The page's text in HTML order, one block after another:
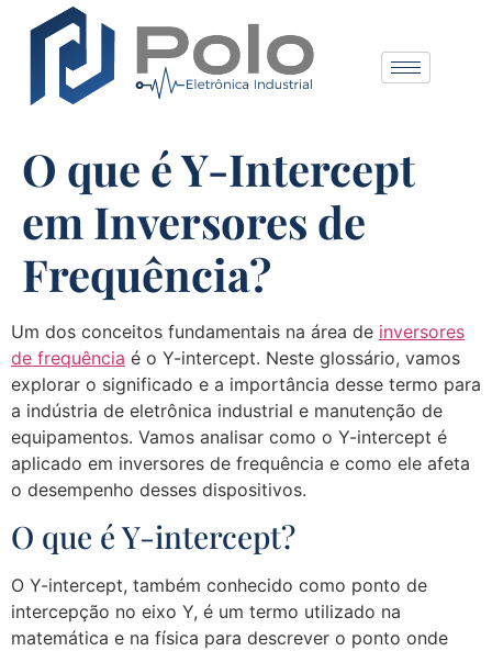
O que é Y-Intercept
em Inversores de
Frequência?
Um dos conceitos fundamentais na área de inversores
de frequência é o Y-intercept. Neste glossário, vamos
explorar o significado e a importância desse termo para
a indústria de eletrônica industrial e manutenção de
equipamentos. Vamos analisar como o Y-intercept é
aplicado em inversores de frequência e como ele afeta
o desempenho desses dispositivos.
O que é Y-intercept?
O Y-intercept, também conhecido como ponto de
intercepção no eixo Y, é um termo utilizado na
matemática e na física para descrever o ponto onde